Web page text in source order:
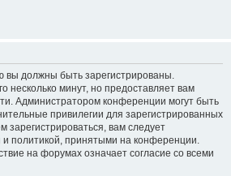
должны быть зарегистрированы.
несколько минут, но предоставляет вам
Администратором конференции могут быть
привилегии для зарегистрированных
зарегистрироваться, вам следует
политикой, принятыми на конференции.
на форумах означает согласие со всеми